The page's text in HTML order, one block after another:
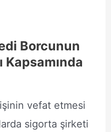
Borcunun
Kapsamında
vefat etmesi
sigorta şirketi